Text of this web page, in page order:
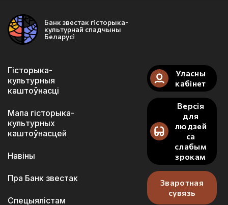
Банк звестак гісторыка-
культурнай спадчыны
Беларусі
Гісторыка-
культурныя
каштоўнасці
Мапа гісторыка-
культурных
каштоўнасцей
Навіны
Пра Банк звестак
Спецыялістам
Уласны
кабінет
Версія
для
людзей
са
слабым
зрокам
Зваротная
сувязь